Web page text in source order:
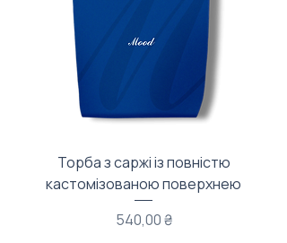
Торба з саржі із повністю
кастомізованою поверхнею
Цена
540,00 ₴